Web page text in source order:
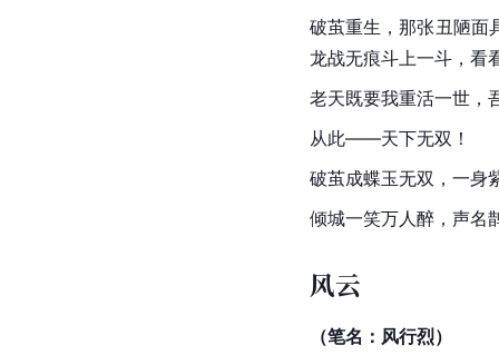
破茧重生，那张丑陋面
龙战无痕斗上一斗，看
老天既要我重活一世，
从此——天下无双！
破茧成蝶玉无双，一身
倾城一笑万人醉，声名
风云
（笔名：风行烈）